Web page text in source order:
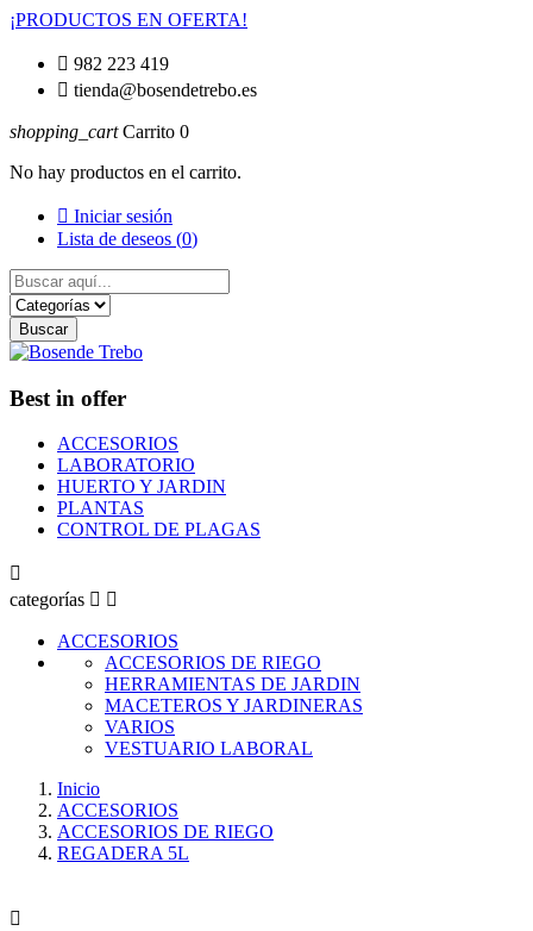
¡PRODUCTOS EN OFERTA!
 982 223 419
 tienda@bosendetrebo.es
shopping_cart Carrito 0
No hay productos en el carrito.
 Iniciar sesión
Lista de deseos (0)
Buscar
Best in offer
ACCESORIOS
LABORATORIO
HUERTO Y JARDIN
PLANTAS
CONTROL DE PLAGAS

categorías  
ACCESORIOS
ACCESORIOS DE RIEGO
HERRAMIENTAS DE JARDIN
MACETEROS Y JARDINERAS
VARIOS
VESTUARIO LABORAL
Inicio
ACCESORIOS
ACCESORIOS DE RIEGO
REGADERA 5L
